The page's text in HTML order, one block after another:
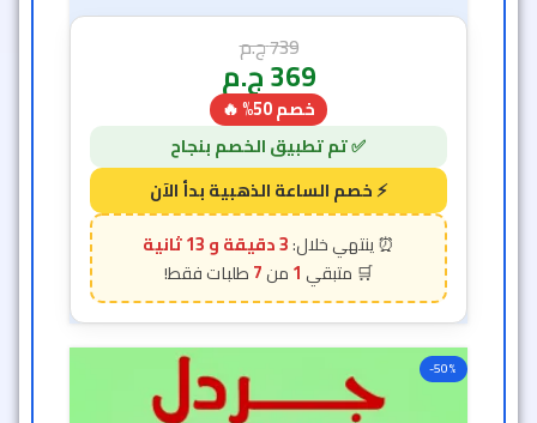
739ج.م
369ج.م
خصم 50% 🔥
3 دقيقة و 11 ثانية
1
7
-50%